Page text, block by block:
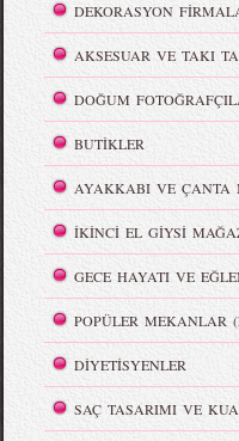
DEKORASYON
AKSESUAR VE TAKI
DOĞUM
BUTİKLER
AYAKKABI VE ÇANTA
İKİNCİ EL GİYSİ
GECE HAYATI VE
POPÜLER MEKANLAR
DİYETİSYENLER
SAÇ TASARIMI VE